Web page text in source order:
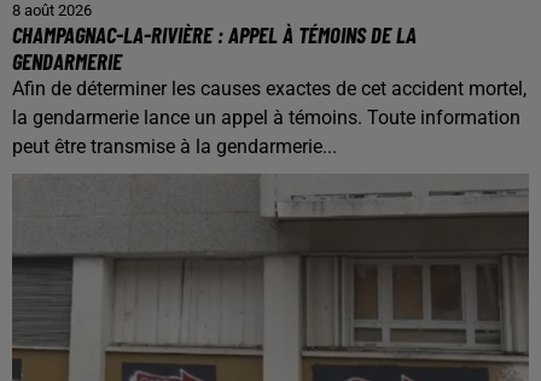
8 août 2026
CHAMPAGNAC-LA-RIVIÈRE : APPEL À TÉMOINS DE LA
GENDARMERIE
Afin de déterminer les causes exactes de cet accident mortel,
la gendarmerie lance un appel à témoins. Toute information
peut être transmise à la gendarmerie...